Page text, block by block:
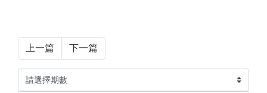
上一篇 下一篇